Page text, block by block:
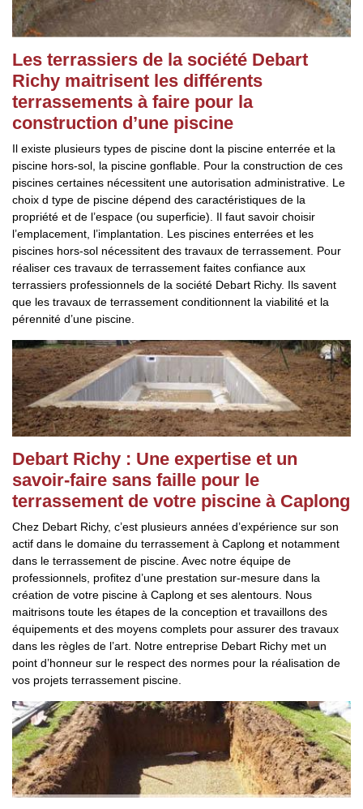
Les terrassiers de la société Debart
Richy maitrisent les différents
terrassements à faire pour la
construction d’une piscine
Il existe plusieurs types de piscine dont la piscine enterrée et la
piscine hors-sol, la piscine gonflable. Pour la construction de ces
piscines certaines nécessitent une autorisation administrative. Le
choix d type de piscine dépend des caractéristiques de la
propriété et de l’espace (ou superficie). Il faut savoir choisir
l’emplacement, l’implantation. Les piscines enterrées et les
piscines hors-sol nécessitent des travaux de terrassement. Pour
réaliser ces travaux de terrassement faites confiance aux
terrassiers professionnels de la société Debart Richy. Ils savent
que les travaux de terrassement conditionnent la viabilité et la
pérennité d’une piscine.
Debart Richy : Une expertise et un
savoir-faire sans faille pour le
terrassement de votre piscine à Caplong
Chez Debart Richy, c’est plusieurs années d’expérience sur son
actif dans le domaine du terrassement à Caplong et notamment
dans le terrassement de piscine. Avec notre équipe de
professionnels, profitez d’une prestation sur-mesure dans la
création de votre piscine à Caplong et ses alentours. Nous
maitrisons toute les étapes de la conception et travaillons des
équipements et des moyens complets pour assurer des travaux
dans les règles de l’art. Notre entreprise Debart Richy met un
point d’honneur sur le respect des normes pour la réalisation de
vos projets terrassement piscine.